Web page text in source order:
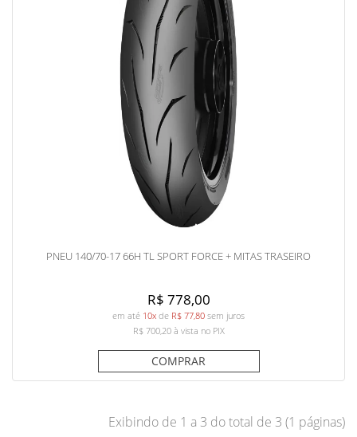
PNEU 140/70-17 66H TL SPORT FORCE + MITAS TRASEIRO
R$ 778,00
em até 10x de R$ 77,80 sem juros
R$ 700,20à vista no PIX
COMPRAR
Exibindo de 1 a 3 do total de 3 (1 páginas)